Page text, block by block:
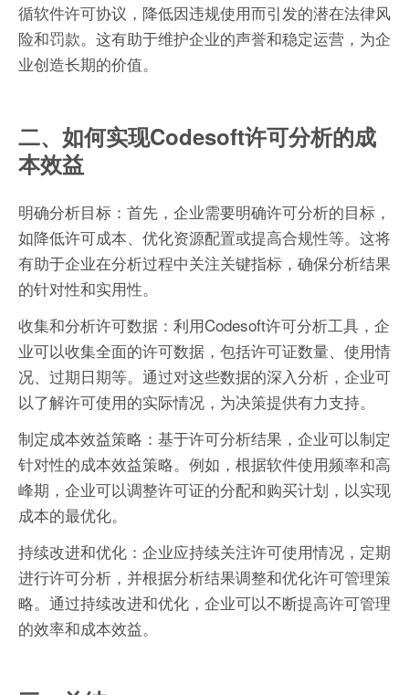
循软件许可协议，降低因违规使用而引发的潜在法律风
险和罚款。这有助于维护企业的声誉和稳定运营，为企
业创造长期的价值。
二、如何实现Codesoft许可分析的成
本效益
明确分析目标：首先，企业需要明确许可分析的目标，
如降低许可成本、优化资源配置或提高合规性等。这将
有助于企业在分析过程中关注关键指标，确保分析结果
的针对性和实用性。
收集和分析许可数据：利用Codesoft许可分析工具，企
业可以收集全面的许可数据，包括许可证数量、使用情
况、过期日期等。通过对这些数据的深入分析，企业可
以了解许可使用的实际情况，为决策提供有力支持。
制定成本效益策略：基于许可分析结果，企业可以制定
针对性的成本效益策略。例如，根据软件使用频率和高
峰期，企业可以调整许可证的分配和购买计划，以实现
成本的最优化。
持续改进和优化：企业应持续关注许可使用情况，定期
进行许可分析，并根据分析结果调整和优化许可管理策
略。通过持续改进和优化，企业可以不断提高许可管理
的效率和成本效益。